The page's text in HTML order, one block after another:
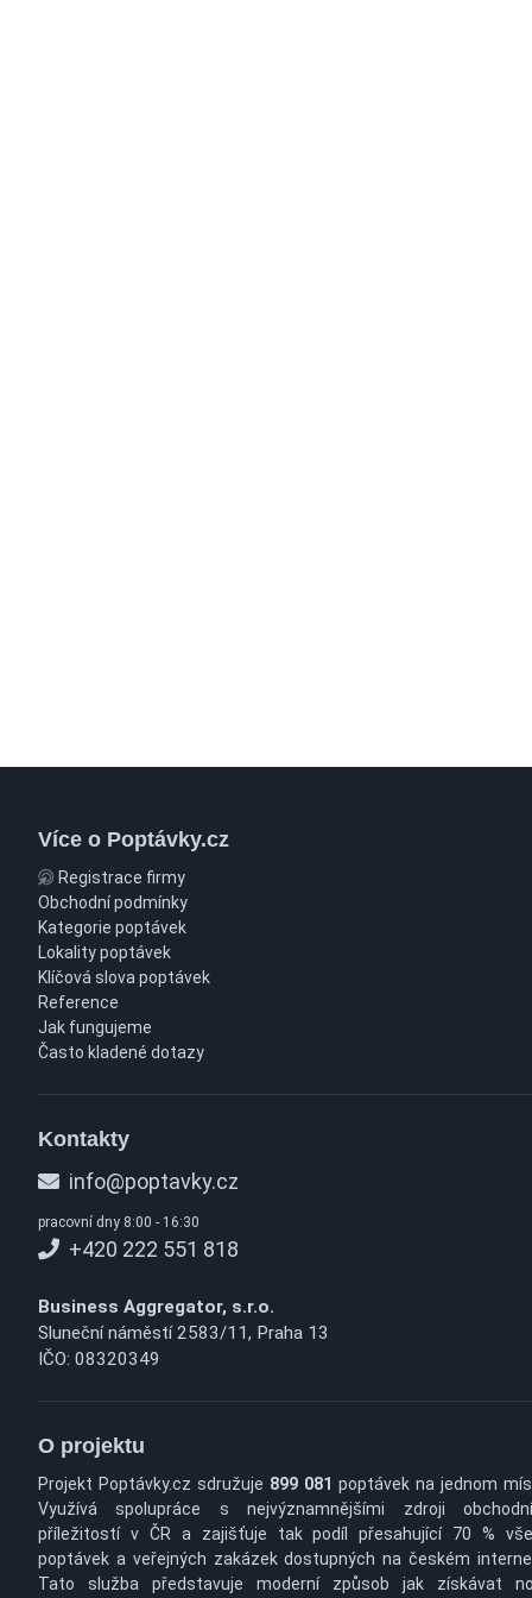
Více o Poptávky.cz
Registrace firmy
Obchodní podmínky
Kategorie poptávek
Lokality poptávek
Klíčová slova poptávek
Reference
Jak fungujeme
Často kladené dotazy
Kontakty
info@poptavky.cz
pracovní dny 8:00 - 16:30
+420 222 551 818
Business Aggregator, s.r.o.
Sluneční náměstí 2583/11, Praha 13
IČO: 08320349
O projektu
Projekt Poptávky.cz sdružuje 899 081 poptávek na jednom
Využívá spolupráce s nejvýznamnějšími zdroji
příležitostí v ČR a zajišťuje tak podíl přesahující 70 %
poptávek a veřejných zakázek dostupných na českém
Tato služba představuje moderní způsob jak získávat